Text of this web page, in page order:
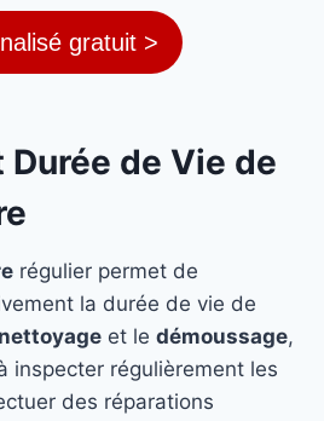
gratuit >
de Vie de
régulier permet de
la durée de vie de
nettoyage et le démoussage,
inspecter régulièrement les
des réparations